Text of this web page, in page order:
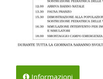
Locandina evento
Informazioni